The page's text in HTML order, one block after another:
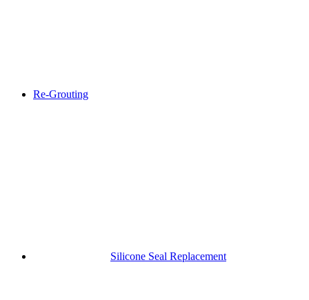
Re-Grouting
Silicone Seal Replacement